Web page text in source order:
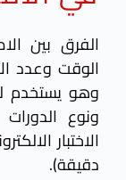
الفرق بين
الوقت وعدد
وهو يستخدم
ونوع
دقيقة).